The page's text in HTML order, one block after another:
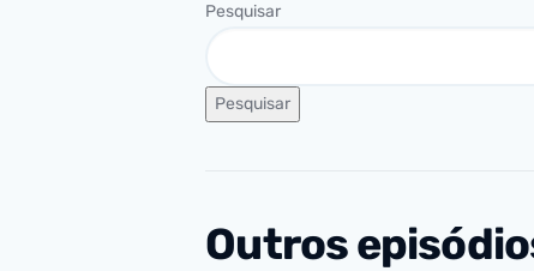
Pesquisar
Pesquisar
Outros